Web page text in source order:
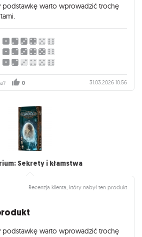
podstawkę warto wprowadzić trochę
0 31.03.2026 10:56
Sekrety i kłamstwa
Recenzja klienta, który nabył ten produkt
podstawkę warto wprowadzić trochę